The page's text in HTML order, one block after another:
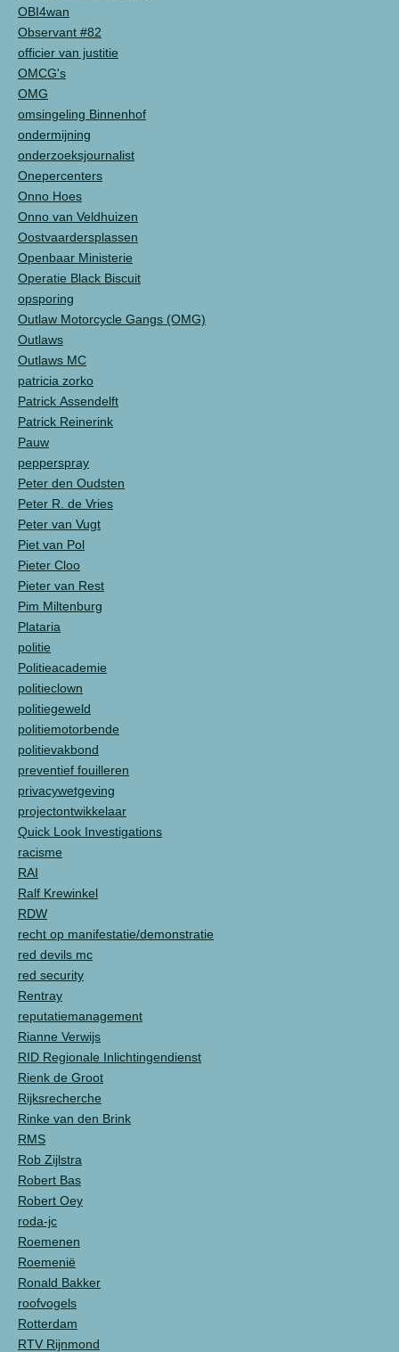
OBI4wan
Observant #82
officier van justitie
OMCG's
OMG
omsingeling Binnenhof
ondermijning
onderzoeksjournalist
Onepercenters
Onno Hoes
Onno van Veldhuizen
Oostvaardersplassen
Openbaar Ministerie
Operatie Black Biscuit
opsporing
Outlaw Motorcycle Gangs (OMG)
Outlaws
Outlaws MC
patricia zorko
Patrick Assendelft
Patrick Reinerink
Pauw
pepperspray
Peter den Oudsten
Peter R. de Vries
Peter van Vugt
Piet van Pol
Pieter Cloo
Pieter van Rest
Pim Miltenburg
Plataria
politie
Politieacademie
politieclown
politiegeweld
politiemotorbende
politievakbond
preventief fouilleren
privacywetgeving
projectontwikkelaar
Quick Look Investigations
racisme
RAI
Ralf Krewinkel
RDW
recht op manifestatie/demonstratie
red devils mc
red security
Rentray
reputatiemanagement
Rianne Verwijs
RID Regionale Inlichtingendienst
Rienk de Groot
Rijksrecherche
Rinke van den Brink
RMS
Rob Zijlstra
Robert Bas
Robert Oey
roda-jc
Roemenen
Roemenië
Ronald Bakker
roofvogels
Rotterdam
RTV Rijnmond